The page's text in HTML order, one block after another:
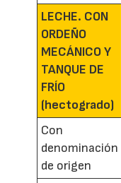
LECHE. CON
ORDEÑO
MECÁNICO Y
TANQUE DE
FRÍO
(hectogrado)
Con
denominación
de origen